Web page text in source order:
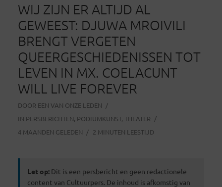
WIJ ZIJN ER ALTIJD AL
GEWEEST: DJUWA MROIVILI
BRENGT VERGETEN
QUEERGESCHIEDENISSEN TOT
LEVEN IN MX. COELACUNT
WILL LIVE FOREVER
DOOR EEN VAN ONZE LEDEN
IN PERSBERICHTEN, PODIUMKUNST, THEATER
4 MAANDEN GELEDEN
2 MINUTEN LEESTIJD
Let op:Dit is een persbericht en geen redactionele
content van Cultuurpers. De inhoud is afkomstig van